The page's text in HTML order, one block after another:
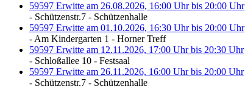
59597 Erwitte am 26.08.2026, 16:00 Uhr bis 20:00 Uhr
- Schützenstr.7 - Schützenhalle
59597 Erwitte am 01.10.2026, 16:30 Uhr bis 20:00 Uhr
- Am Kindergarten 1 - Horner Treff
59597 Erwitte am 12.11.2026, 17:00 Uhr bis 20:30 Uhr
- Schloßallee 10 - Festsaal
59597 Erwitte am 26.11.2026, 16:00 Uhr bis 20:00 Uhr
- Schützenstr.7 - Schützenhalle